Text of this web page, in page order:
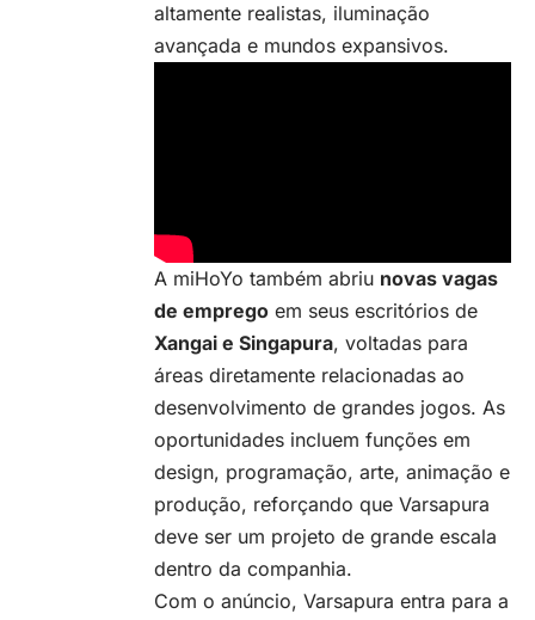
altamente realistas, iluminação
avançada e mundos expansivos.
A miHoYo também abriu novas vagas
de emprego em seus escritórios de
Xangai e Singapura, voltadas para
áreas diretamente relacionadas ao
desenvolvimento de grandes jogos. As
oportunidades incluem funções em
design, programação, arte, animação e
produção, reforçando que Varsapura
deve ser um projeto de grande escala
dentro da companhia.
Com o anúncio, Varsapura entra para a